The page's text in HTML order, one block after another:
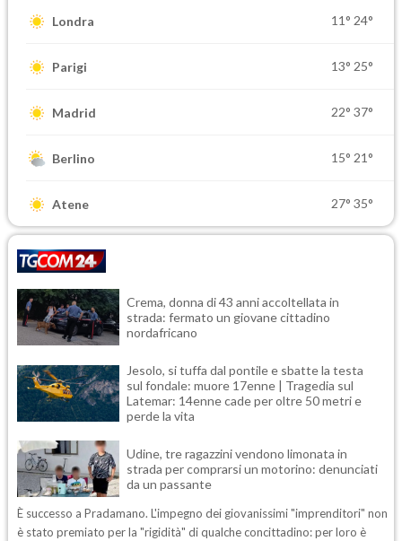
Londra 11° 24°
Parigi 13° 25°
Madrid 22° 37°
Berlino 15° 21°
Atene 27° 35°
Crema, donna di 43 anni accoltellata in
strada: fermato un giovane cittadino
nordafricano
Jesolo, si tuffa dal pontile e sbatte la testa
sul fondale: muore 17enne | Tragedia sul
Latemar: 14enne cade per oltre 50 metri e
perde la vita
Udine, tre ragazzini vendono limonata in
strada per comprarsi un motorino: denunciati
da un passante
È successo a Pradamano. L'impegno dei giovanissimi "imprenditori" non
è stato premiato per la "rigidità" di qualche concittadino: per loro è